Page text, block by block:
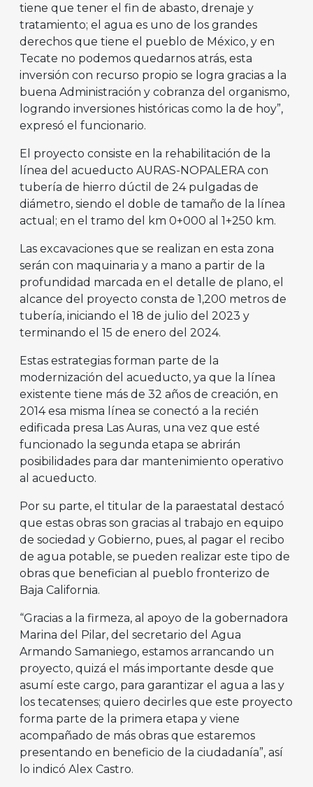
tiene que tener el fin de abasto, drenaje y
tratamiento; el agua es uno de los grandes
derechos que tiene el pueblo de México, y en
Tecate no podemos quedarnos atrás, esta
inversión con recurso propio se logra gracias a la
buena Administración y cobranza del organismo,
logrando inversiones históricas como la de hoy”,
expresó el funcionario.
El proyecto consiste en la rehabilitación de la
línea del acueducto AURAS-NOPALERA con
tubería de hierro dúctil de 24 pulgadas de
diámetro, siendo el doble de tamaño de la línea
actual; en el tramo del km 0+000 al 1+250 km.
Las excavaciones que se realizan en esta zona
serán con maquinaria y a mano a partir de la
profundidad marcada en el detalle de plano, el
alcance del proyecto consta de 1,200 metros de
tubería, iniciando el 18 de julio del 2023 y
terminando el 15 de enero del 2024.
Estas estrategias forman parte de la
modernización del acueducto, ya que la línea
existente tiene más de 32 años de creación, en
2014 esa misma línea se conectó a la recién
edificada presa Las Auras, una vez que esté
funcionado la segunda etapa se abrirán
posibilidades para dar mantenimiento operativo
al acueducto.
Por su parte, el titular de la paraestatal destacó
que estas obras son gracias al trabajo en equipo
de sociedad y Gobierno, pues, al pagar el recibo
de agua potable, se pueden realizar este tipo de
obras que benefician al pueblo fronterizo de
Baja California.
“Gracias a la firmeza, al apoyo de la gobernadora
Marina del Pilar, del secretario del Agua
Armando Samaniego, estamos arrancando un
proyecto, quizá el más importante desde que
asumí este cargo, para garantizar el agua a las y
los tecatenses; quiero decirles que este proyecto
forma parte de la primera etapa y viene
acompañado de más obras que estaremos
presentando en beneficio de la ciudadanía”, así
lo indicó Alex Castro.